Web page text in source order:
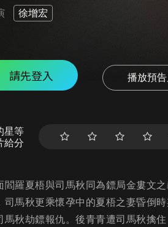
徐增宏
請先登入 播放預
星等
給分
閻羅夏梧與司馬秋同為鏢局金婁文
司馬秋更乘懷孕中的夏梧之妻昏倒
馬秋劫鏢報仇。後青青遭司馬秋擒